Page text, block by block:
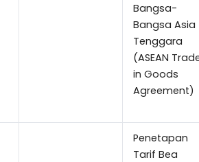
Bangsa-
Bangsa Asia
Tenggara
(ASEAN
in Goods
Agreement)
Penetapan
Tarif Bea